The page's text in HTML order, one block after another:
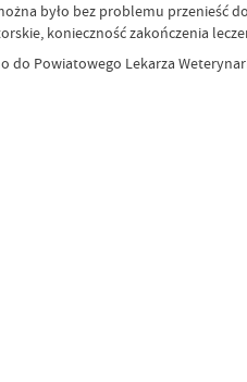
było bez problemu przenieść
konieczność zakończenia
Powiatowego Lekarza